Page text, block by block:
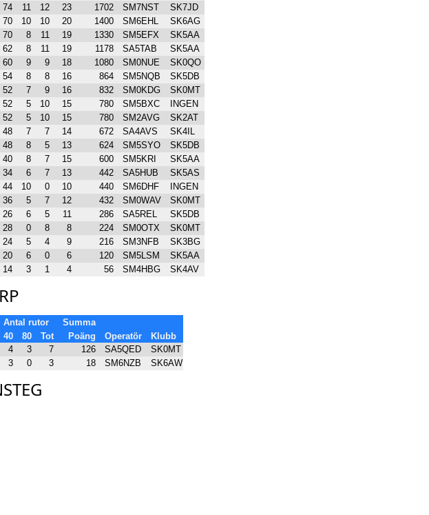
74 11 12 23 1702 SM7NST
SK7JD
70 10 10 20 1400 SM6EHL
SK6AG
70 8 11 19 1330 SM5EFX
SK5AA
62 8 11 19 1178 SA5TAB
SK5AA
60 9 9 18 1080 SM0NUE
SK0QO
54 8 8 16 864 SM5NQB
SK5DB
52 7 9 16 832 SM0KDG
SK0MT
52 5 10 15 780 SM5BXC
INGEN
52 5 10 15 780 SM2AVG
SK2AT
48 7 7 14 672 SA4AVS
SK4IL
48 8 5 13 624 SM5SYO
SK5DB
40 8 7 15 600 SM5KRI
SK5AA
34 6 7 13 442 SA5HUB
SK5AS
44 10 0 10 440 SM6DHF
INGEN
36 5 7 12 432 SM0WAV
SK0MT
26 6 5 11 286 SA5REL
SK5DB
28 0 8 8 224 SM0OTX
SK0MT
24 5 4 9 216 SM3NFB
SK3BG
20 6 0 6 120 SM5LSM
SK5AA
14 3 1 4 56 SM4HBG SK4AV
Antal rutor
Summa
40 80 Tot Poäng Operatör
Klubb
4 3 7 126 SA5QED
SK0MT
3 0 3 18 SM6NZB SK6AW